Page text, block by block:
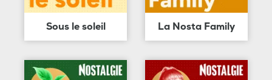
Sous le soleil La Nosta Family